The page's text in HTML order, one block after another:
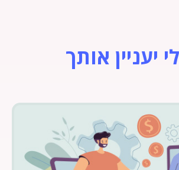
יעניין אותך